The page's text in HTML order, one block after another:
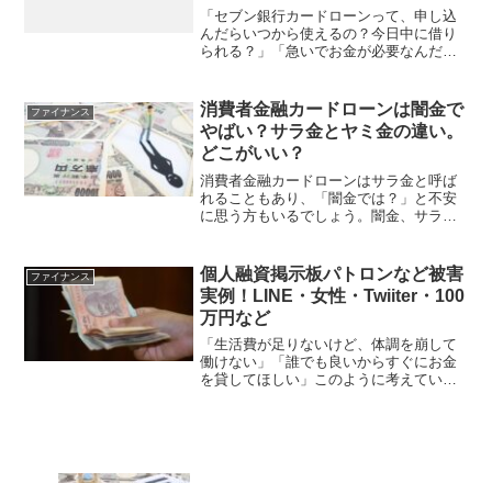
れる原因
「セブン銀行カードローンって、申し込
んだらいつから使えるの？今日中に借り
られる？」「急いでお金が必要なんだけ
ドローンは、スマホひとつで手軽に申し
込めるのが魅力ですが、ど...
ファイナンス
消費者金融カードローンは闇金で
やばい？サラ金とヤミ金の違い。
どこがいい？
消費者金融カードローンはサラ金と呼ば
れることもあり、「闇金では？」と不安
に思う方もいるでしょう。闇金、サラ
ね。そこで本記事では、「カードローン
＝闇金？」「サラ金＝闇金？」と...
ファイナンス
個人融資掲示板パトロンなど被害
実例！LINE・女性・Twiiter・100
万円など
「生活費が足りないけど、体調を崩して
働けない」「誰でも良いからすぐにお金
を貸してほしい」このように考えていま